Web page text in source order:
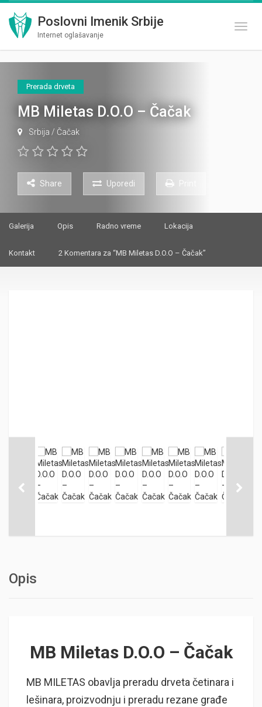
Poslovni Imenik Srbije
Internet oglašavanje
Prerada drveta
MB Miletas D.O.O – Čačak
Srbija / Čačak
Share Uporedi
Galerija Opis Radno vreme Lokacija
Kontakt 2 Komentara za “MB Miletas D.O.O – Čačak”
Opis
MB Miletas D.O.O – Čačak
MB MILETAS obavlja preradu drveta četinara i
lešinara, proizvodnju i preradu rezane građe